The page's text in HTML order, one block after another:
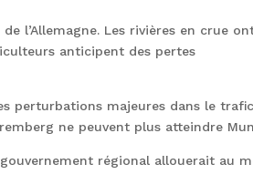
l’Allemagne. Les rivières en crue
anticipent des pertes
perturbations majeures dans le trafic
ne peuvent plus atteindre
régional allouerait au